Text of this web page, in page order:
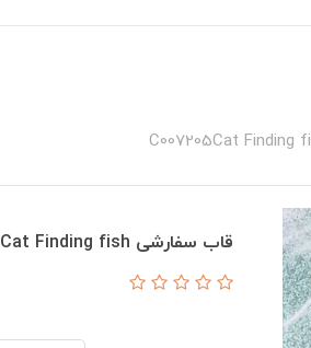
قاب سفارشی C007205Cat Finding fish